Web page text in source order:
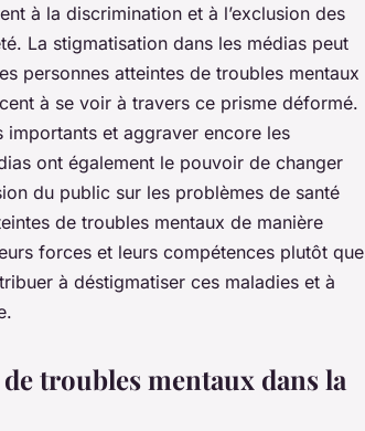
à la discrimination et à l’exclusion des
La stigmatisation dans les médias peut
personnes atteintes de troubles mentaux
à se voir à travers ce prisme déformé.
et aggraver encore les
ont également le pouvoir de changer
du public sur les problèmes de santé
de troubles mentaux de manière
forces et leurs compétences plutôt que
à déstigmatiser ces maladies et à
troubles mentaux dans la